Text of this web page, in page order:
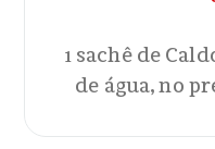
1 sachê de
de água, no